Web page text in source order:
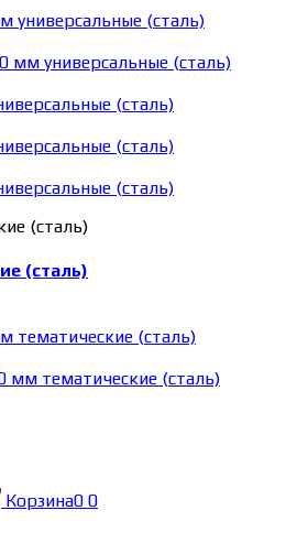
универсальные (сталь)
мм универсальные (сталь)
(сталь)
(сталь)
(сталь)
(сталь)
тематические (сталь)
мм тематические (сталь)
Корзина0 0